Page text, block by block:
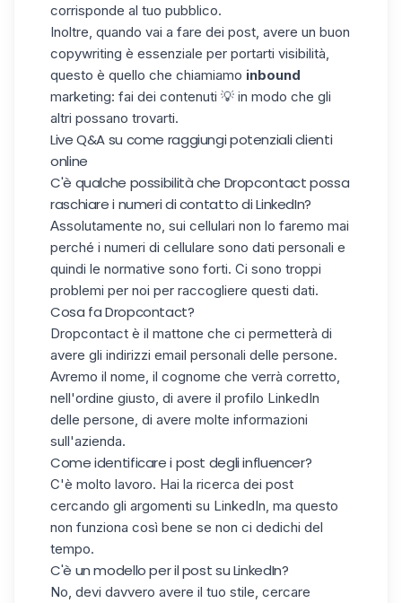
corrisponde al tuo pubblico.
Inoltre, quando vai a fare dei post, avere un buon
copywriting è essenziale per portarti visibilità,
questo è quello che chiamiamo inbound
marketing: fai dei contenuti 💡 in modo che gli
altri possano trovarti.
Live Q&A su come raggiungi potenziali clienti
online
C'è qualche possibilità che Dropcontact possa
raschiare i numeri di contatto di LinkedIn?
Assolutamente no, sui cellulari non lo faremo mai
perché i numeri di cellulare sono dati personali e
quindi le normative sono forti. Ci sono troppi
problemi per noi per raccogliere questi dati.
Cosa fa Dropcontact?
Dropcontact è il mattone che ci permetterà di
avere gli indirizzi email personali delle persone.
Avremo il nome, il cognome che verrà corretto,
nell'ordine giusto, di avere il profilo LinkedIn
delle persone, di avere molte informazioni
sull'azienda.
Come identificare i post degli influencer?
C'è molto lavoro. Hai la ricerca dei post
cercando gli argomenti su LinkedIn, ma questo
non funziona così bene se non ci dedichi del
tempo.
C'è un modello per il post su LinkedIn?
No, devi davvero avere il tuo stile, cercare